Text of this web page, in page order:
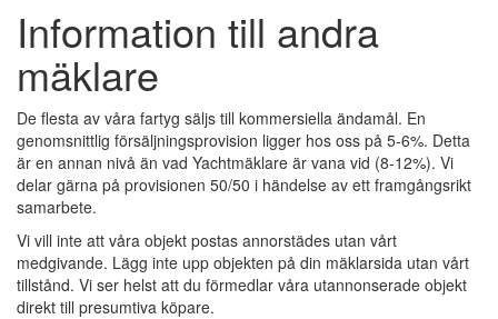
Information till andra
mäklare
De flesta av våra fartyg säljs till kommersiella ändamål. En
genomsnittlig försäljningsprovision ligger hos oss på 5-6%. Detta
är en annan nivå än vad Yachtmäklare är vana vid (8-12%). Vi
delar gärna på provisionen 50/50 i händelse av ett framgångsrikt
samarbete.
Vi vill inte att våra objekt postas annorstädes utan vårt
medgivande. Lägg inte upp objekten på din mäklarsida utan vårt
tillstånd. Vi ser helst att du förmedlar våra utannonserade objekt
direkt till presumtiva köpare.